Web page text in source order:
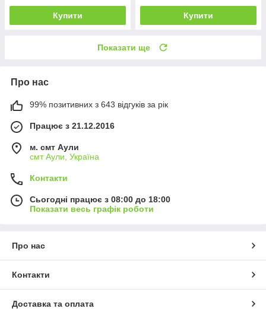
Купити Купити
Показати ще
Про нас
99% позитивних з 643 відгуків за рік
Працює з 21.12.2016
м. смт Аули
смт Аули, Україна
Контакти
Сьогодні працює з 08:00 до 18:00
Показати весь графік роботи
Про нас
Контакти
Доставка та оплата